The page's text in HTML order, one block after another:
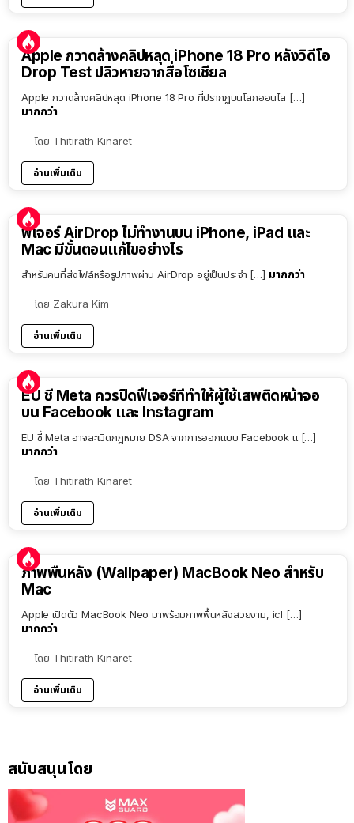
Apple กวาดล้างคลิปหลุด iPhone 18 Pro หลังวิดีโอ
Drop Test ปลิวหายจากสื่อโซเชียล
Apple กวาดล้างคลิปหลุด iPhone 18 Pro ที่ปรากฏบนโลกออนไล […]
มากกว่า
โดย Thitirath Kinaret
อ่านเพิ่มเติม
ฟีเจอร์ AirDrop ไม่ทำงานบน iPhone, iPad และ
Mac มีขั้นตอนแก้ไขอย่างไร
สำหรับคนที่ส่งไฟล์หรือรูปภาพผ่าน AirDrop อยู่เป็นประจำ […] มากกว่า
โดย Zakura Kim
อ่านเพิ่มเติม
EU ชี้ Meta ควรปิดฟีเจอร์ที่ทำให้ผู้ใช้เสพติดหน้าจอ
บน Facebook และ Instagram
EU ชี้ Meta อาจละเมิดกฎหมาย DSA จากการออกแบบ Facebook แ […]
มากกว่า
โดย Thitirath Kinaret
อ่านเพิ่มเติม
ภาพพื้นหลัง (Wallpaper) MacBook Neo สำหรับ
Mac
Apple เปิดตัว MacBook Neo มาพร้อมภาพพื้นหลังสวยงาม, icl […]
มากกว่า
โดย Thitirath Kinaret
อ่านเพิ่มเติม
สนับสนุนโดย